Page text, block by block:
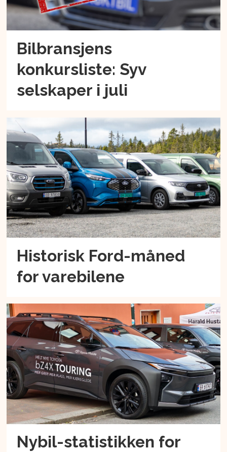
Bilbransjens
konkursliste: Syv
selskaper i juli
Historisk Ford-måned
for varebilene
Nybil-statistikken for